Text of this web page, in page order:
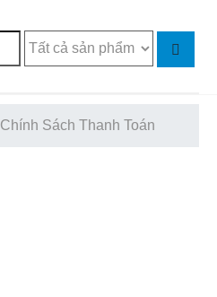
Chính Sách Thanh Toán